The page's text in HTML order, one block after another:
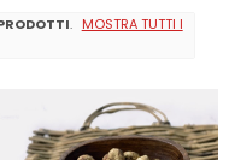
. MOSTRA TUTTI I